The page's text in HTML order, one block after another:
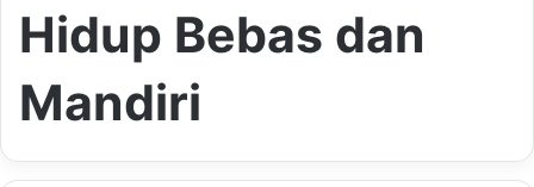
Hidup Bebas dan
Mandiri